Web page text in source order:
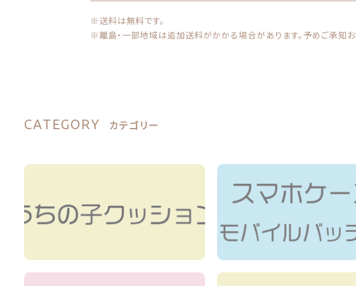
※送料は無料です。
※離島・一部地域は追加送料がかかる場合があります。予めご承知お
CATEGORY カテゴリー